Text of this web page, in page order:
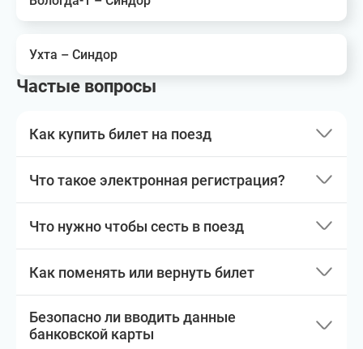
Ухта – Синдор
Частые вопросы
Как купить билет на поезд
Что такое электронная регистрация?
Что нужно чтобы сесть в поезд
Как поменять или вернуть билет
Безопасно ли вводить данные
банковской карты